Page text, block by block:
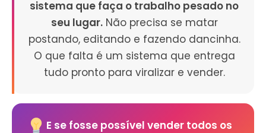
sistema que faça o trabalho pesado no
seu lugar.Não precisa se matar
postando, editando e fazendo dancinha.
O que falta é um sistema que entrega
tudo pronto para viralizar e vender.
E se fosse possível vender todos os